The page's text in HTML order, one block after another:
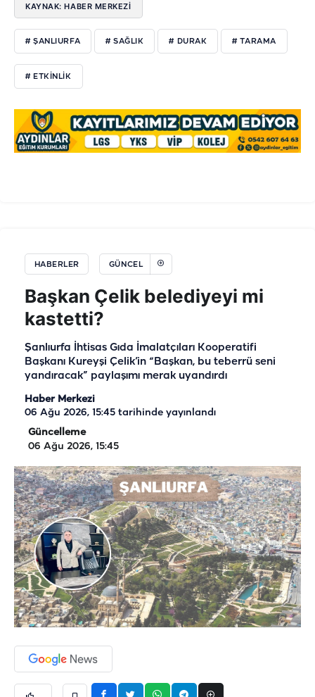
KAYNAK: HABER MERKEZİ
# ŞANLIURFA # SAĞLIK # DURAK # TARAMA
# ETKİNLİK
HABERLER GÜNCEL
Başkan Çelik belediyeyi mi
kastetti?
Şanlıurfa İhtisas Gıda İmalatçıları Kooperatifi
Başkanı Kureyşi Çelik’in “Başkan, bu teberrü seni
yandıracak” paylaşımı merak uyandırdı
Haber Merkezi
06 Ağu 2026, 15:45 tarihinde yayınlandı
Güncelleme
06 Ağu 2026, 15:45